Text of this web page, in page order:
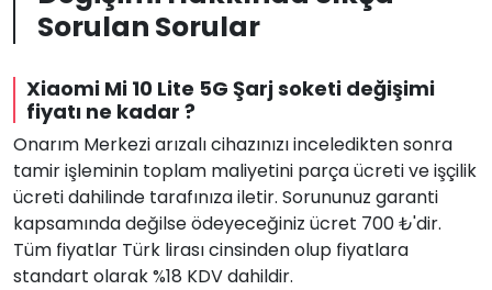
Sorulan Sorular
Xiaomi Mi 10 Lite 5G Şarj soketi değişimi
fiyatı ne kadar ?
Onarım Merkezi arızalı cihazınızı inceledikten sonra
tamir işleminin toplam maliyetini parça ücreti ve işçilik
ücreti dahilinde tarafınıza iletir. Sorununuz garanti
kapsamında değilse ödeyeceğiniz ücret 700 ₺'dir.
Tüm fiyatlar Türk lirası cinsinden olup fiyatlara
standart olarak %18 KDV dahildir.